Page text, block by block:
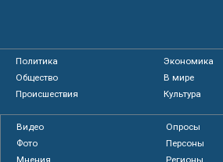
Политика
Экономика
Общество
В мире
Происшествия
Культура
Видео
Опросы
Фото
Персоны